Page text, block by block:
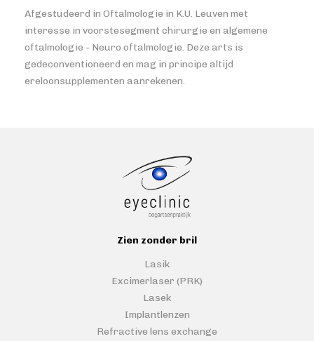
Afgestudeerd in Oftalmologie in K.U. Leuven met
interesse in voorstesegment chirurgie en algemene
oftalmologie - Neuro oftalmologie. Deze arts is
gedeconventioneerd en mag in principe altijd
ereloonsupplementen aanrekenen.
Zien zonder bril
Lasik
Excimerlaser (PRK)
Lasek
Implantlenzen
Refractive lens exchange